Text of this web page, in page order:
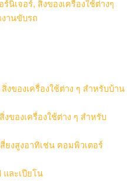
นิเจอร์, สิ่งของเครื่องใช้ต่างๆ
านขับรถ
งของเครื่องใช้ต่าง ๆ สำหรับบ้าน
ของเครื่องใช้ต่าง ๆ สำหรับ
ยงสูงอาทิเช่น คอมพิวเตอร์
ละเปียโน